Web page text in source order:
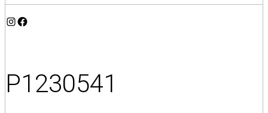
Instagram
Facebook
P1230541